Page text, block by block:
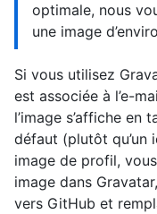
optimale, nous
une image
Si vous utilisez
est associée à l’e-
l’image s’affiche en
défaut (plutôt qu’un
image de profil,
image dans
vers GitHub et